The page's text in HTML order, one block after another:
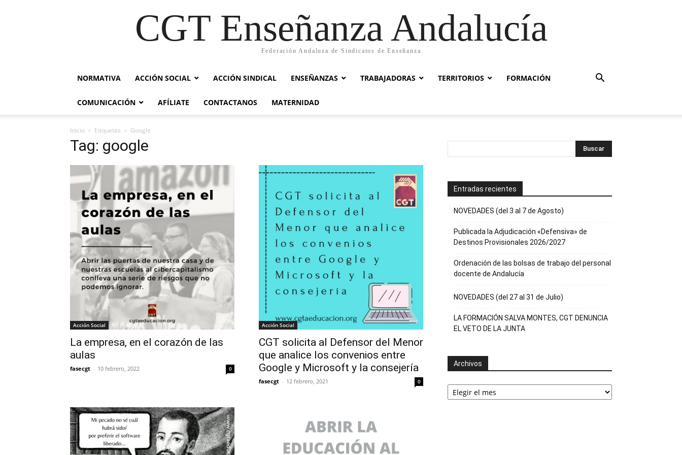
CGT Enseñanza Andalucía
Federación Andaluza de Sindicatos de Enseñanza
NORMATIVA ACCIÓN SOCIAL ACCIÓN SINDICAL ENSEÑANZAS TRABAJADORAS TERRITORIOS FORMACIÓN
COMUNICACIÓN AFÍLIATE CONTACTANOS MATERNIDAD
Inicio Etiquetas Google
Tag: google
Acción Social
La empresa, en el corazón de las
aulas
fasecgt - 10 febrero, 2022 0
Acción Social
CGT solicita al Defensor del Menor
que analice los convenios entre
Google y Microsoft y la consejería
fasecgt - 12 febrero, 2021 0
Entradas recientes
NOVEDADES (del 3 al 7 de Agosto)
Publicada la Adjudicación «Defensiva» de
Destinos Provisionales 2026/2027
Ordenación de las bolsas de trabajo del personal
docente de Andalucía
NOVEDADES (del 27 al 31 de Julio)
LA FORMACIÓN SALVA MONTES, CGT DENUNCIA
EL VETO DE LA JUNTA
Archivos
Archivos